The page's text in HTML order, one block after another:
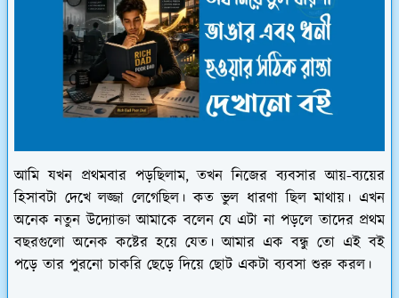
আমি যখন প্রথমবার পড়ছিলাম, তখন নিজের ব্যবসার আয়-ব্যয়ের
হিসাবটা দেখে লজ্জা লেগেছিল। কত ভুল ধারণা ছিল মাথায়। এখন
অনেক নতুন উদ্যোক্তা আমাকে বলেন যে এটা না পড়লে তাদের প্রথম
বছরগুলো অনেক কষ্টের হয়ে যেত। আমার এক বন্ধু তো এই বই
পড়ে তার পুরনো চাকরি ছেড়ে দিয়ে ছোট একটা ব্যবসা শুরু করল।